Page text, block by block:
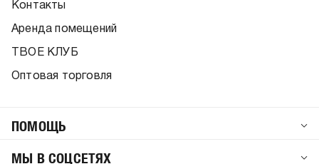
Контакты
Аренда помещений
ТВОЕ КЛУБ
Оптовая торговля
ПОМОЩЬ
МЫ В СОЦСЕТЯХ